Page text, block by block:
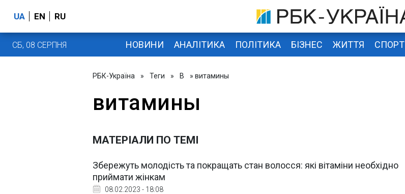
UA EN RU
СБ, 08 СЕРПНЯ НОВИНИ АНАЛІТИКА ПОЛІТИКА БІЗНЕС ЖИТТЯ СПОРТ
РБК-Україна » Теги » В » витамины
витамины
МАТЕРІАЛИ ПО ТЕМІ
Збережуть молодість та покращать стан волосся: які вітаміни необхідно
приймати жінкам
08.02.2023 - 18:08